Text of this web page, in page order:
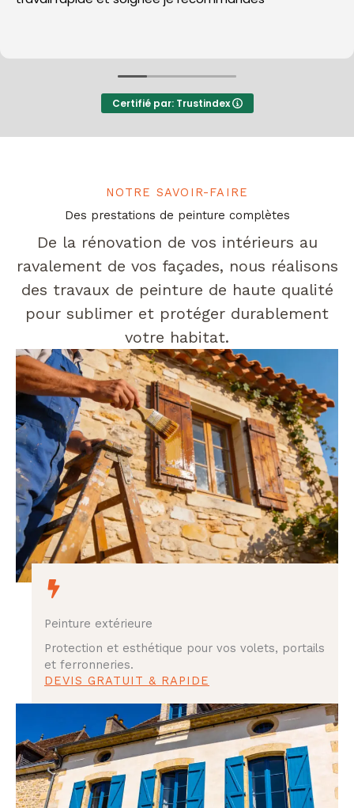
Certifié par: Trustindex
NOTRE SAVOIR-FAIRE
Des prestations de peinture complètes
De la rénovation de vos intérieurs au
ravalement de vos façades, nous réalisons
des travaux de peinture de haute qualité
pour sublimer et protéger durablement
votre habitat.
Peinture extérieure
Protection et esthétique pour vos volets, portails
et ferronneries.
DEVIS GRATUIT & RAPIDE